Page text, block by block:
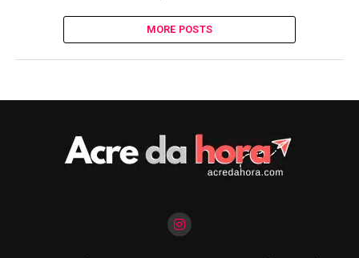
MORE POSTS